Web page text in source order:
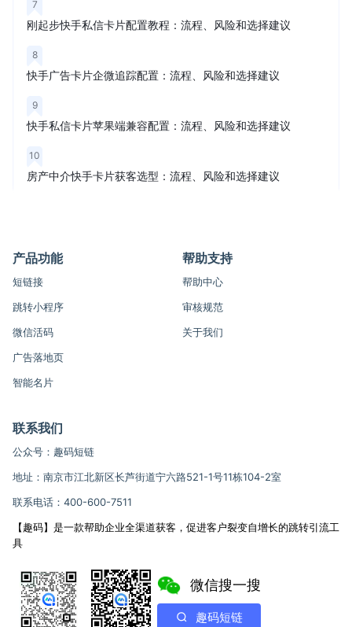
7
刚起步快手私信卡片配置教程：流程、风险和选择建议
8
快手广告卡片企微追踪配置：流程、风险和选择建议
9
快手私信卡片苹果端兼容配置：流程、风险和选择建议
10
房产中介快手卡片获客选型：流程、风险和选择建议
产品功能
短链接
跳转小程序
微信活码
广告落地页
智能名片
帮助支持
帮助中心
审核规范
关于我们
联系我们
公众号：趣码短链
地址：南京市江北新区长芦街道宁六路521-1号11栋104-2室
联系电话：400-600-7511
【趣码】是一款帮助企业全渠道获客，促进客户裂变自增长的跳转引流工
具
微信搜一搜
趣码短链